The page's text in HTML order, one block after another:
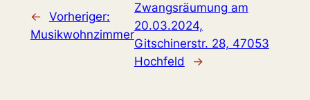
← Vorheriger:
Musikwohnzimmer
Zwangsräumung am
20.03.2024,
Gitschinerstr. 28, 47053
Hochfeld
→